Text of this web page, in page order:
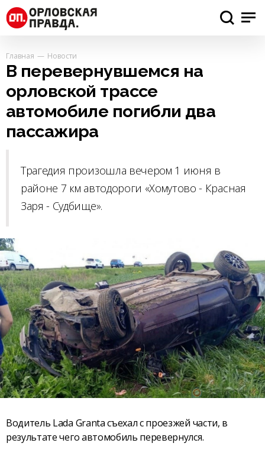
Главная Новости
В перевернувшемся на
орловской трассе
автомобиле погибли два
пассажира
Трагедия произошла вечером 1 июня в
районе 7 км автодороги «Хомутово - Красная
Заря - Судбище».
Водитель Lada Granta съехал с проезжей части, в
результате чего автомобиль перевернулся.